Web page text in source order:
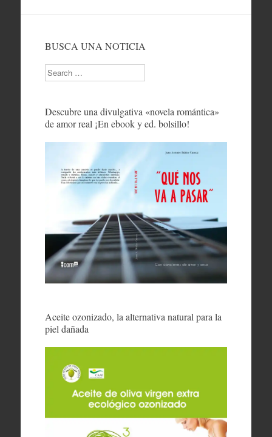
BUSCA UNA NOTICIA
Search
Descubre una divulgativa «novela romántica»
de amor real ¡En ebook y ed. bolsillo!
Aceite ozonizado, la alternativa natural para la
piel dañada